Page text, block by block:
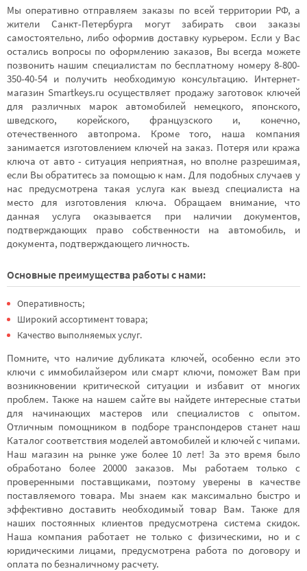
Мы оперативно отправляем заказы по всей территории РФ, а
жители Санкт-Петербурга могут забирать свои заказы
самостоятельно, либо оформив доставку курьером. Если у Вас
остались вопросы по оформлению заказов, Вы всегда можете
позвонить нашим специалистам по бесплатному номеру 8-800-
350-40-54 и получить необходимую консультацию. Интернет-
магазин Smartkeys.ru осуществляет продажу заготовок ключей
для различных марок автомобилей немецкого, японского,
шведского, корейского, французского и, конечно,
отечественного автопрома. Кроме того, наша компания
занимается изготовлением ключей на заказ. Потеря или кража
ключа от авто - ситуация неприятная, но вполне разрешимая,
если Вы обратитесь за помощью к нам. Для подобных случаев у
нас предусмотрена такая услуга как выезд специалиста на
место для изготовления ключа. Обращаем внимание, что
данная услуга оказывается при наличии документов,
подтверждающих право собственности на автомобиль, и
документа, подтверждающего личность.
Основные преимущества работы с нами:
Оперативность;
Широкий ассортимент товара;
Качество выполняемых услуг.
Помните, что наличие дубликата ключей, особенно если это
ключи с иммобилайзером или смарт ключи, поможет Вам при
возникновении критической ситуации и избавит от многих
проблем. Также на нашем сайте вы найдете интересные статьи
для начинающих мастеров или специалистов с опытом.
Отличным помощником в подборе транспондеров станет наш
Каталог соответствия моделей автомобилей и ключей с чипами.
Наш магазин на рынке уже более 10 лет! За это время было
обработано более 20000 заказов. Мы работаем только с
проверенными поставщиками, поэтому уверены в качестве
поставляемого товара. Мы знаем как максимально быстро и
эффективно доставить необходимый товар Вам. Также для
наших постоянных клиентов предусмотрена система скидок.
Наша компания работает не только с физическими, но и с
юридическими лицами, предусмотрена работа по договору и
оплата по безналичному расчету.